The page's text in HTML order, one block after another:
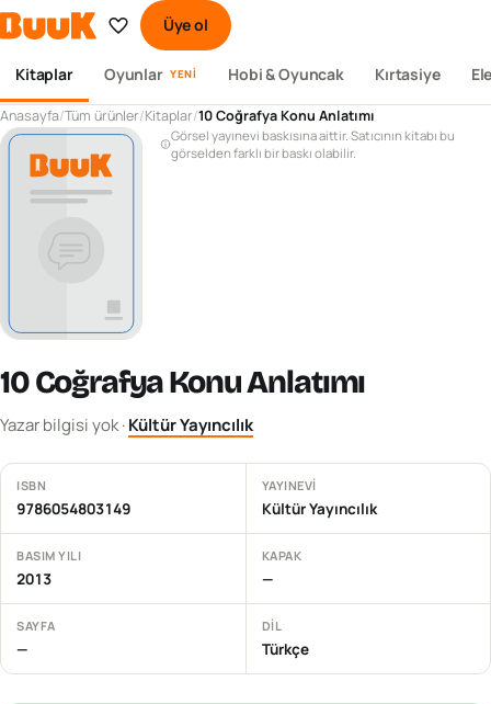
Üye ol
Kitaplar Oyunlar YENI Hobi & Oyuncak Kırtasiye
Anasayfa/Tüm ürünler/Kitaplar/10 Coğrafya Konu Anlatımı
Görsel yayınevi baskısına aittir. Satıcının kitabı bu
görselden farklı bir baskı olabilir.
10 Coğrafya Konu Anlatımı
Yazar bilgisi yok·Kültür Yayıncılık
ISBN
9786054803149
YAYINEVI
Kültür Yayıncılık
BASIM YILI
2013
KAPAK
—
SAYFA
—
DIL
Türkçe